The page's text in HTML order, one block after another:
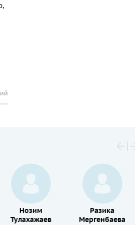
Нозим
Тулахажаев
Разика
Мергенбаева